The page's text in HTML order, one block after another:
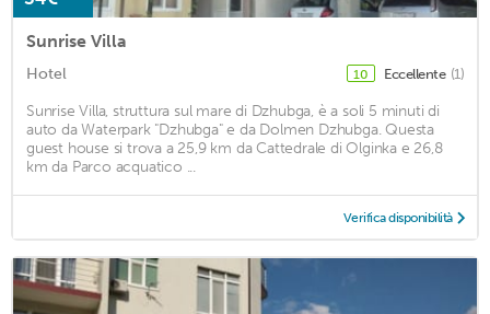
Sunrise Villa
Hotel 10 Eccellente (1)
Sunrise Villa, struttura sul mare di Dzhubga, è a soli 5 minuti di
auto da Waterpark "Dzhubga" e da Dolmen Dzhubga. Questa
guest house si trova a 25,9 km da Cattedrale di Olginka e 26,8
km da Parco acquatico ...
Verifica disponibilità